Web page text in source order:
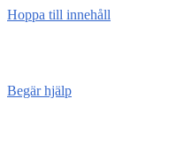
Hoppa till innehåll
Begär hjälp